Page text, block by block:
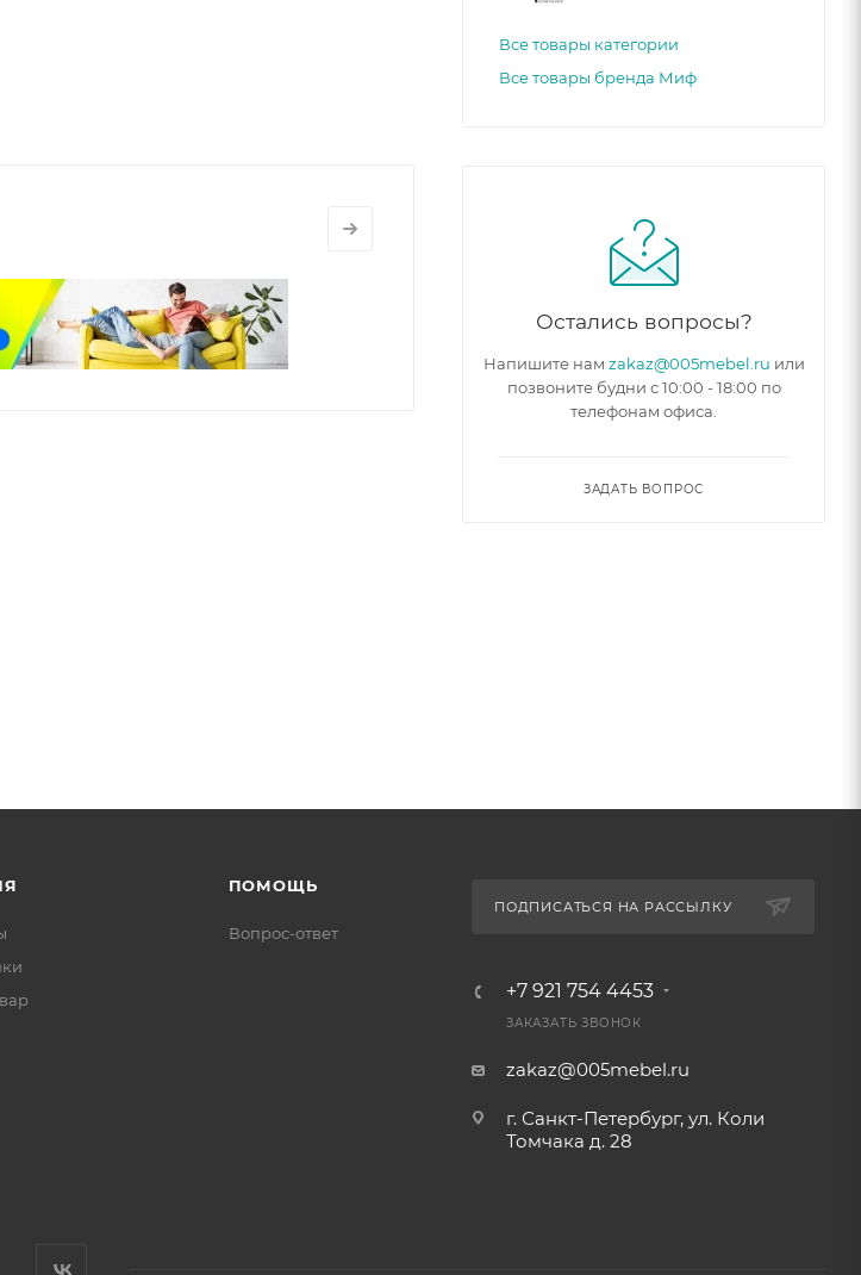
Все товары категории
Все товары бренда Миф
Остались вопросы?
Напишите нам zakaz@005mebel.ru или
позвоните будни с 10:00 - 18:00 по
телефонам офиса.
ЗАДАТЬ ВОПРОС
ПОМОЩЬ
Вопрос-ответ
ПОДПИСАТЬСЯ НА РАССЫЛКУ
+7 921 754 4453
ЗАКАЗАТЬ ЗВОНОК
zakaz@005mebel.ru
г. Санкт-Петербург, ул. Коли
Томчака д. 28